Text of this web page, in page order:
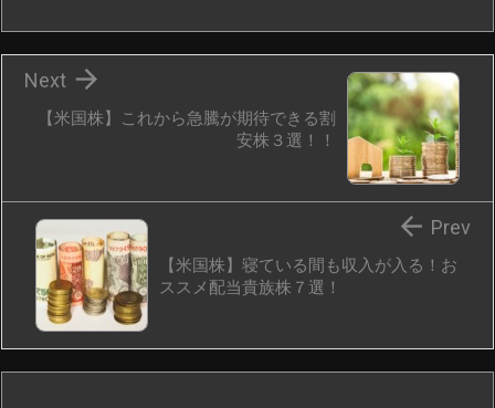
【米国株】これから急騰が期待できる割
安株３選！！

Next
【米国株】寝ている間も収入が入る！お
ススメ配当貴族株７選！
 Prev